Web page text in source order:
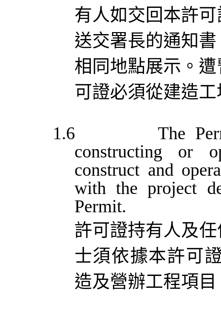
有人如交回本許
送交署長的通知
相同地點展示。
可證必須從建造
1.6 The
constructing
or
construct and
with the project
Permit.
許可證持有人及
士須依據本許可
造及營辦工程項目